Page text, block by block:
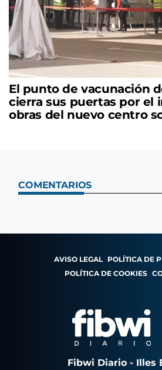
El punto de vacunación
cierra sus puertas por el
obras del nuevo centro
COMENTARIOS
AVISO LEGAL POLÍTICA DE
POLÍTICA DE COOKIES
Fibwi Diario - Illes